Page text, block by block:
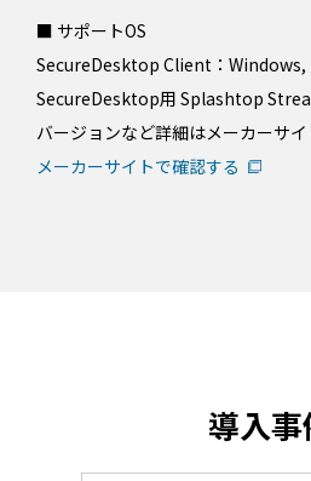
■ サポートOS
SecureDesktop Client：Windows,
SecureDesktop用 Splashtop
バージョンなど詳細はメーカーサイ
メーカーサイトで確認する
導入事